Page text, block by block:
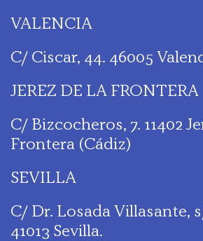
VALENCIA
C/ Ciscar, 44. 46005
JEREZ DE LA FRONTERA
C/ Bizcocheros, 7. 11402
Frontera (Cádiz)
SEVILLA
C/ Dr. Losada Villasante,
41013 Sevilla.